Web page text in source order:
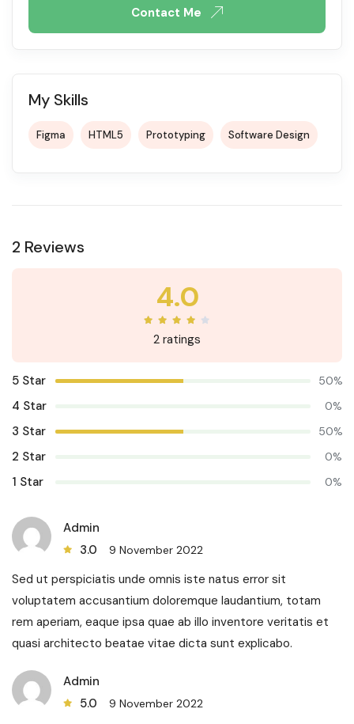
Contact Me
My Skills
Figma HTML5 Prototyping Software Design
2 Reviews
4.0
2 ratings
5 Star 50%
4 Star 0%
3 Star 50%
2 Star 0%
1 Star 0%
Admin
3.0
9 November 2022
Sed ut perspiciatis unde omnis iste natus error sit
voluptatem accusantium doloremque laudantium, totam
rem aperiam, eaque ipsa quae ab illo inventore veritatis et
quasi architecto beatae vitae dicta sunt explicabo.
Admin
5.0
9 November 2022